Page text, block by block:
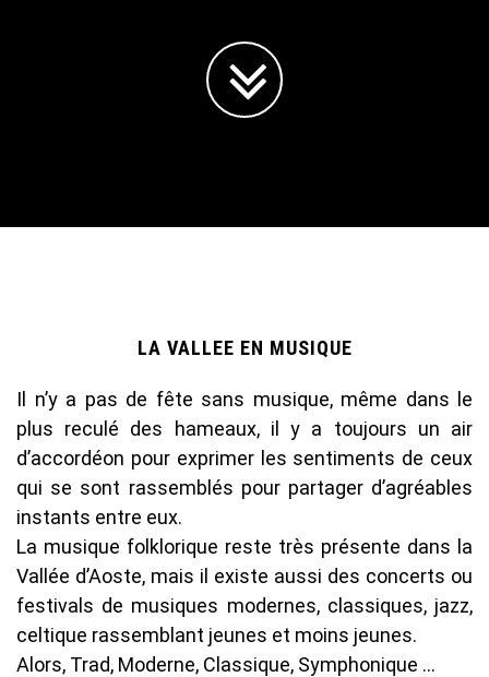
LA VALLEE EN MUSIQUE
Il n’y a pas de fête sans musique, même dans le
plus reculé des hameaux, il y a toujours un air
d’accordéon pour exprimer les sentiments de ceux
qui se sont rassemblés pour partager d’agréables
instants entre eux.
La musique folklorique reste très présente dans la
Vallée d’Aoste, mais il existe aussi des concerts ou
festivals de musiques modernes, classiques, jazz,
celtique rassemblant jeunes et moins jeunes.
Alors, Trad, Moderne, Classique, Symphonique …